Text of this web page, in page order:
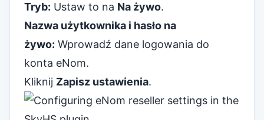
Tryb: Ustaw to na Na żywo.
Nazwa użytkownika i hasło na
żywo: Wprowadź dane logowania do
konta eNom.
Kliknij Zapisz ustawienia.